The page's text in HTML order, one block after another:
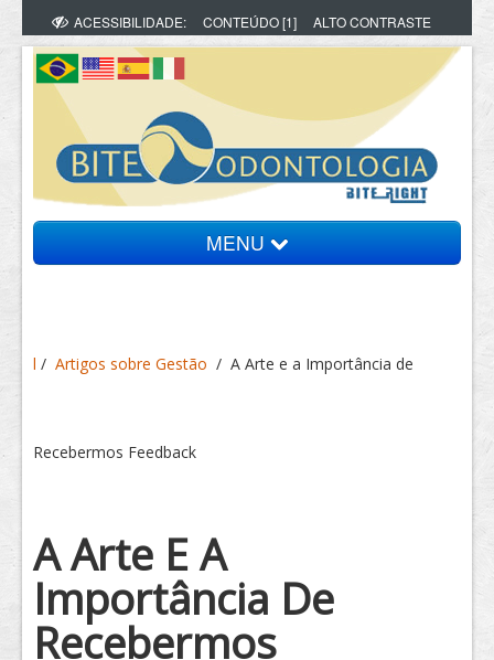
ACESSIBILIDADE: CONTEÚDO [1] ALTO CONTRASTE
MENU
Vídeos
l / Artigos sobre Gestão / A Arte e a Importância de
Recebermos Feedback
A Arte E A
Importância De
Recebermos